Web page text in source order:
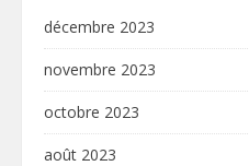
décembre 2023
novembre 2023
octobre 2023
août 2023